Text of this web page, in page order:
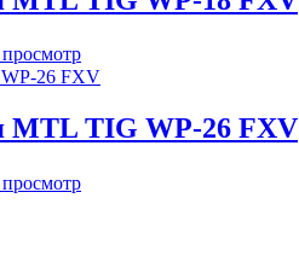
MTL TIG WP-26 FXV